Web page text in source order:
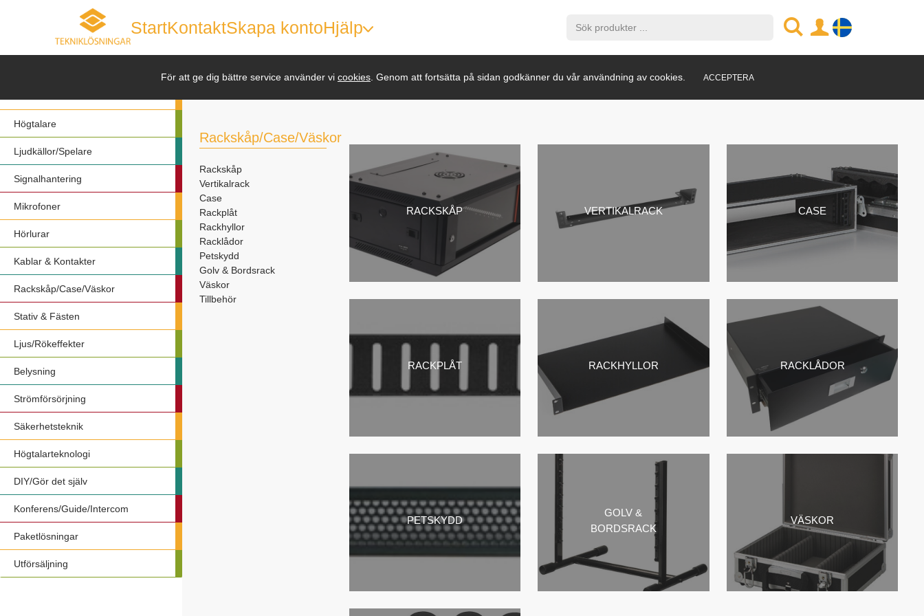
För att ge dig bättre service använder vi cookies. Genom att fortsätta på sidan godkänner du vår användning av cookies. ACCEPTERA
Högtalare
Ljudkällor/Spelare
Signalhantering
Mikrofoner
Hörlurar
Kablar & Kontakter
Rackskåp/Case/Väskor
Stativ & Fästen
Ljus/Rökeffekter
Belysning
Strömförsörjning
Säkerhetsteknik
Högtalarteknologi
DIY/Gör det själv
Konferens/Guide/Intercom
Paketlösningar
Utförsäljning
Rackskåp/Case/Väskor
Rackskåp
Vertikalrack
Case
Rackplåt
Rackhyllor
Racklådor
Petskydd
Golv & Bordsrack
Väskor
Tillbehör
RACKSKÅP VERTIKALRACK CASE
RACKPLÅT RACKHYLLOR RACKLÅDOR
PETSKYDD
GOLV &
BORDSRACK
VÄSKOR
StartKontaktSkapa kontoHjälp